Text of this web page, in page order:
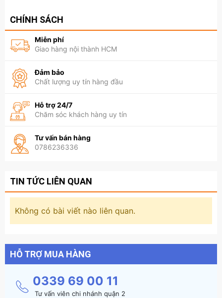
CHÍNH SÁCH
Miễn phí
Giao hàng nội thành HCM
Đảm bảo
Chất lượng uy tín hàng đầu
Hỗ trợ 24/7
Chăm sóc khách hàng uy tín
Tư vấn bán hàng
0786236336
TIN TỨC LIÊN QUAN
Không có bài viết nào liên quan.
HỖ TRỢ MUA HÀNG
0339 69 00 11
Tư vấn viên chi nhánh quận 2